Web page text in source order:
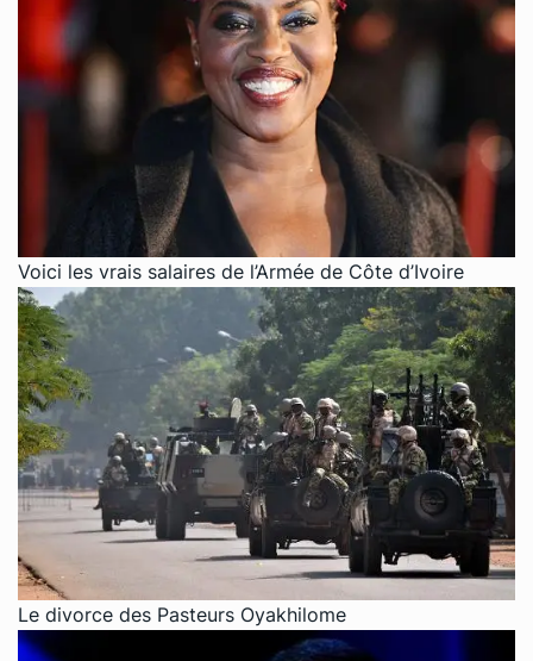
Voici les vrais salaires de l’Armée de Côte d’Ivoire
Le divorce des Pasteurs Oyakhilome